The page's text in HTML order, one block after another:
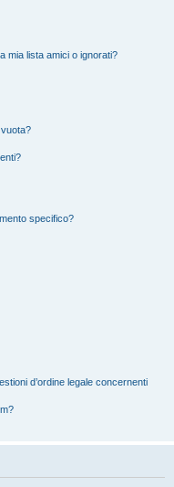
mia lista amici o ignorati?
specifico?
d’ordine legale concernenti